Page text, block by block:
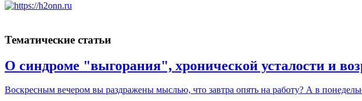
Тематические статьи
О синдроме "выгорания", хронической усталости и
Воскресным вечером вы раздражены мыслью, что завтра опять на работу? А в